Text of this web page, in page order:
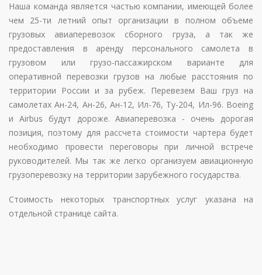
Наша команда является частью компании, имеющей более
чем 25-ти летний опыт организации в полном объеме
грузовых авиаперевозок сборного груза, а так же
предоставления в аренду персонального самолета в
грузовом или грузо-пассажирском варианте для
оперативной перевозки грузов на любые расстояния по
территории России и за рубеж. Перевезем Ваш груз на
самолетах Ан-24, Ан-26, Ан-12, Ил-76, Ту-204, Ил-96. Boeing
и Airbus будут дороже. Авиаперевозка - очень дорогая
позиция, поэтому для рассчета стоимости чартера будет
необходимо провести переговоры при личной встрече
руководителей. Мы так же легко организуем авиационную
грузоперевозку на территории зарубежного государства.
Стоимость некоторых транспортных услуг указана на
отдельной странице сайта.